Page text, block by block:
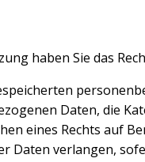
haben Sie das
Daten, die
eines Rechts auf
Daten verlangen,